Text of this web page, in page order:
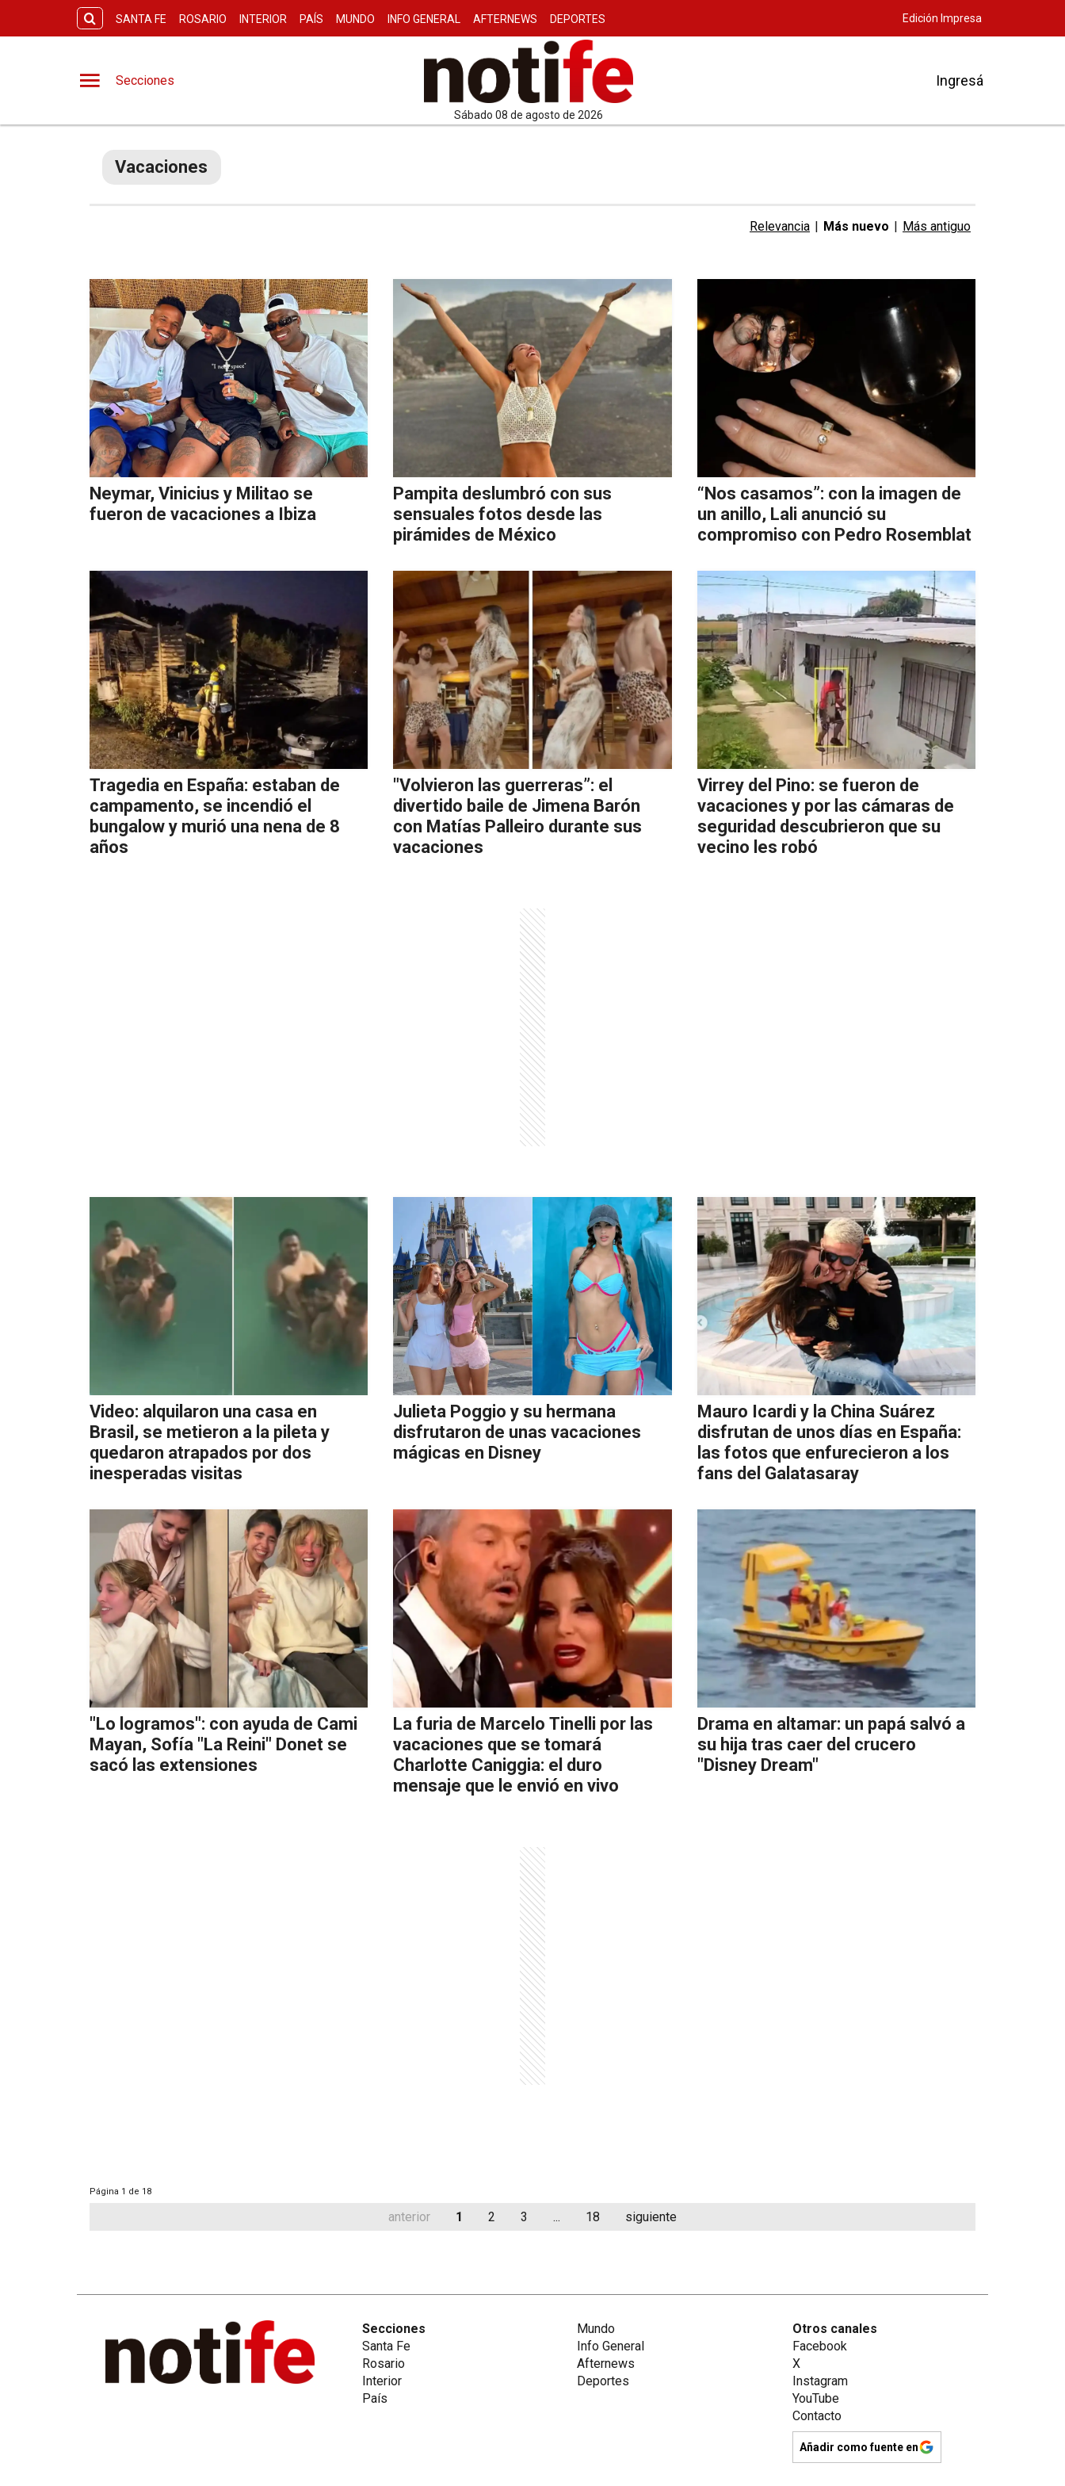
SANTA FE ROSARIO INTERIOR PAÍS MUNDO INFO GENERAL AFTERNEWS DEPORTES Edición Impresa
Secciones
sábado 08 de agosto de 2026
Ingresá
Vacaciones
Relevancia | Más nuevo | Más antiguo
Neymar, Vinicius y Militao se
fueron de vacaciones a Ibiza
Pampita deslumbró con sus
sensuales fotos desde las
pirámides de México
“Nos casamos”: con la imagen de
un anillo, Lali anunció su
compromiso con Pedro Rosemblat
Tragedia en España: estaban de
campamento, se incendió el
bungalow y murió una nena de 8
años
"Volvieron las guerreras”: el
divertido baile de Jimena Barón
con Matías Palleiro durante sus
vacaciones
Virrey del Pino: se fueron de
vacaciones y por las cámaras de
seguridad descubrieron que su
vecino les robó
Video: alquilaron una casa en
Brasil, se metieron a la pileta y
quedaron atrapados por dos
inesperadas visitas
Julieta Poggio y su hermana
disfrutaron de unas vacaciones
mágicas en Disney
Mauro Icardi y la China Suárez
disfrutan de unos días en España:
las fotos que enfurecieron a los
fans del Galatasaray
"Lo logramos": con ayuda de Cami
Mayan, Sofía "La Reini" Donet se
sacó las extensiones
La furia de Marcelo Tinelli por las
vacaciones que se tomará
Charlotte Caniggia: el duro
mensaje que le envió en vivo
Drama en altamar: un papá salvó a
su hija tras caer del crucero
"Disney Dream"
Página 1 de 18
anterior 1 2 3 ... 18 siguiente
Secciones
Santa Fe
Rosario
Interior
País
Mundo
Info General
Afternews
Deportes
Otros canales
Facebook
X
Instagram
YouTube
Contacto
Añadir como fuente en